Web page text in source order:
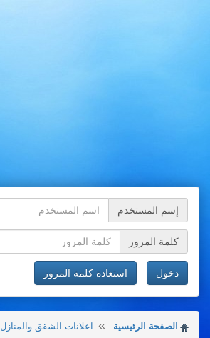
إسم المستخدم
كلمة المرور
دخول استعادة كلمة المرور
الصفحة الرئيسية
اعلانات الشقق والمنازل